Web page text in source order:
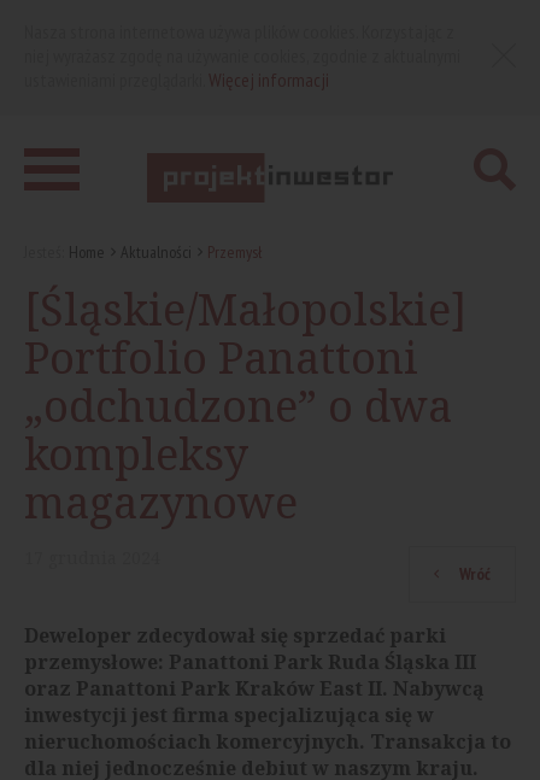
Home Aktualności Przemysł
[Śląskie/Małopolskie]
Portfolio Panattoni
„odchudzone” o dwa
kompleksy
magazynowe
Wróć
Deweloper zdecydował się sprzedać parki
przemysłowe: Panattoni Park Ruda Śląska III
oraz Panattoni Park Kraków East II. Nabywcą
inwestycji jest firma specjalizująca się w
nieruchomościach komercyjnych. Transakcja to
dla niej jednocześnie debiut w naszym kraju.